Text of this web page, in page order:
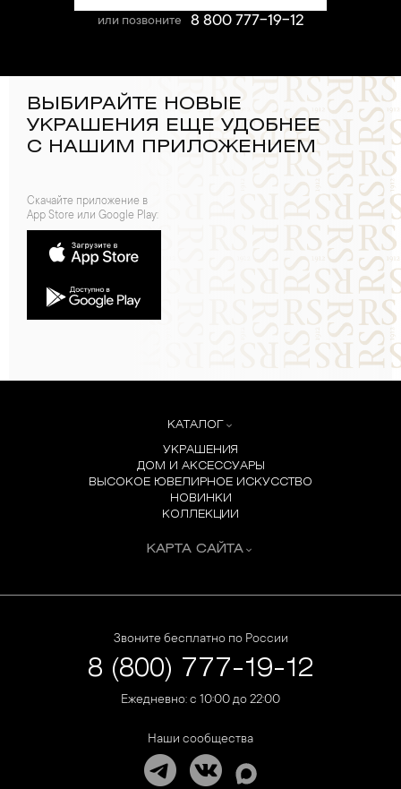
или позвоните 8 800 777-19-12
ВЫБИРАЙТЕ НОВЫЕ
УКРАШЕНИЯ ЕЩЕ УДОБНЕЕ
С НАШИМ ПРИЛОЖЕНИЕМ
Скачайте приложение в
App Store или Google Play:
КАТАЛОГ
УКРАШЕНИЯ
ДОМ И АКСЕССУАРЫ
ВЫСОКОЕ ЮВЕЛИРНОЕ ИСКУССТВО
НОВИНКИ
КОЛЛЕКЦИИ
КАРТА САЙТА
Звоните бесплатно по России
8 (800) 777-19-12
Ежедневно: с 10:00 до 22:00
Наши сообщества